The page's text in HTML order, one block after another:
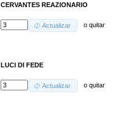
CERVANTES REAZIONARIO
Actualizar oquitar
LUCI DI FEDE
Actualizar oquitar